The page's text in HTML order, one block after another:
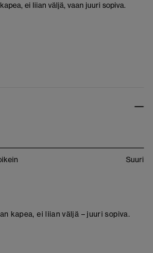
ei liian väljä, vaan juuri sopiva.
Suuri
kapea, ei liian väljä – juuri sopiva.